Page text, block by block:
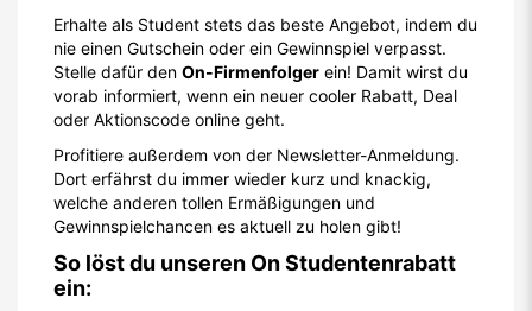
Erhalte als Student stets das beste Angebot, indem du
nie einen Gutschein oder ein Gewinnspiel verpasst.
Stelle dafür den On-Firmenfolger ein! Damit wirst du
vorab informiert, wenn ein neuer cooler Rabatt, Deal
oder Aktionscode online geht.
Profitiere außerdem von der Newsletter-Anmeldung.
Dort erfährst du immer wieder kurz und knackig,
welche anderen tollen Ermäßigungen und
Gewinnspielchancen es aktuell zu holen gibt!
So löst du unseren On Studentenrabatt
ein: